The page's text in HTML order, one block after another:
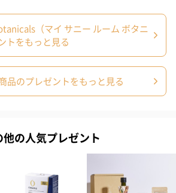
1,000ppmの10倍の除菌力
1,000ppmの10倍の除菌力です。強い除
にウイルス・細菌を９９.9%以上除菌、
。経済的です。
るウイルス・細菌を、検知不能なレベル
高く、使う場所を選びません。
（マイ サニー ルーム ボタニ
トをもっと見る
品のプレゼントをもっと見る
の人気プレゼント